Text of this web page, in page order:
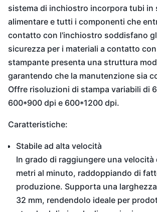
sistema di inchiostro incorpora tubi in
alimentare e tutti i componenti che
contatto con l'inchiostro soddisfano
sicurezza per i materiali a contatto
stampante presenta una struttura
garantendo che la manutenzione sia
Offre risoluzioni di stampa variabili di
600*900 dpi e 600*1200 dpi.
Caratteristiche:
Stabile ad alta velocità
In grado di raggiungere una velocità
metri al minuto, raddoppiando di
produzione. Supporta una
32 mm, rendendolo ideale per